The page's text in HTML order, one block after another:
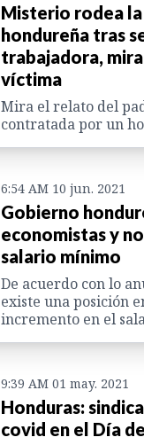
Misterio rodea
hondureña tras
trabajadora,
víctima
Mira el relato del
contratada por un
6:54 AM 10 jun. 2021
Gobierno
economistas y
salario mínimo
De acuerdo con lo
existe una posición
incremento en el
9:39 AM 01 may. 2021
Honduras:
covid en el Día